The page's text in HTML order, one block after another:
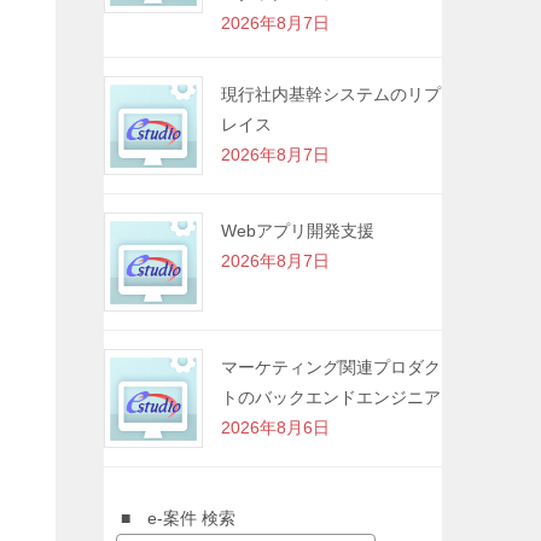
2026年8月7日
現行社内基幹システムのリプ
レイス
2026年8月7日
Webアプリ開発支援
2026年8月7日
マーケティング関連プロダク
トのバックエンドエンジニア
2026年8月6日
■ e-案件 検索